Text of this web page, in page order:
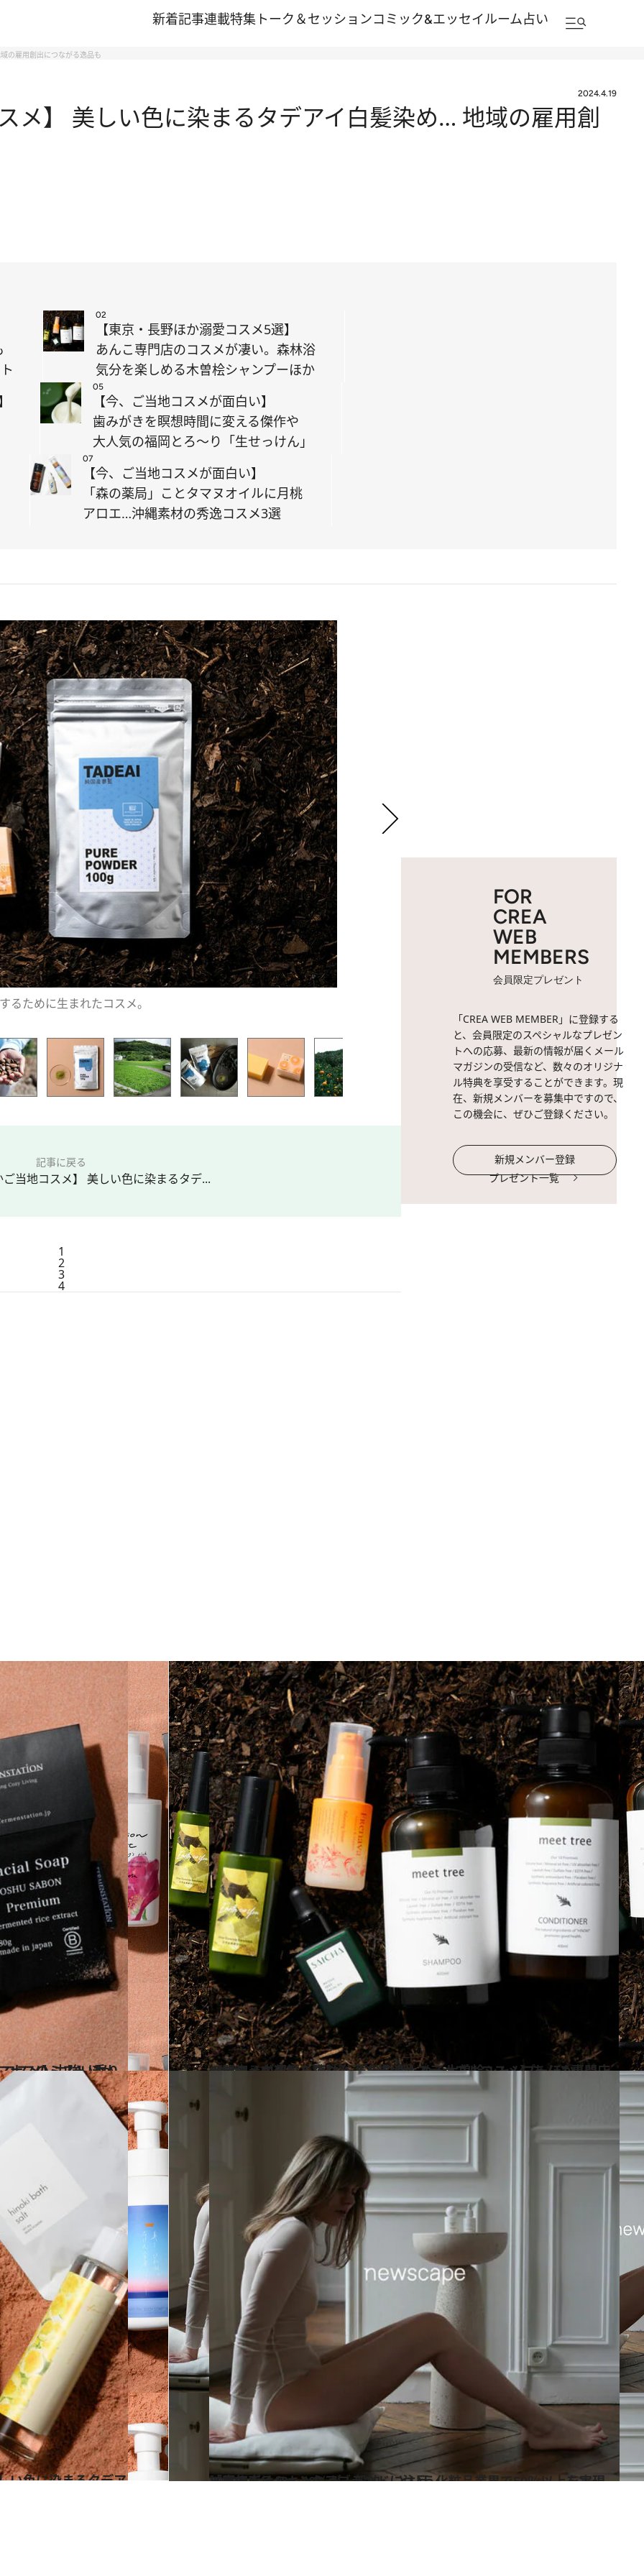
新着記事連載特集 トーク＆セッションコミック&エッセイルーム占い
の雇用創出につながる逸品も
2024.4.19
メ】 美しい色に染まるタデアイ白髪染め… 地域の雇用創
02
【東京・長野ほか溺愛コスメ5選】
あんこ専門店のコスメが凄い。森林浴
気分を楽しめる木曽桧シャンプーほか
05
【今、ご当地コスメが面白い】
歯みがきを瞑想時間に変える傑作や
大人気の福岡とろ～り「生せっけん」
07
【今、ご当地コスメが面白い】
「森の薬局」ことタマヌオイルに月桃
アロエ…沖縄素材の秀逸コスメ3選
るために生まれたコスメ。
記事に戻る
当地コスメ】 美しい色に染まるタデ...
1
2
3
4
FOR
CREA
WEB
MEMBERS
会員限定プレゼント
「CREA WEB MEMBER」に登録する
と、会員限定のスペシャルなプレゼン
トへの応募、最新の情報が届くメール
マガジンの受信など、数々のオリジナ
ル特典を享受することができます。現
在、新規メンバーを募集中ですので、
この機会に、ぜひご登録ください。
新規メンバー登録
プレゼント一覧
る「朝摘み」ハマナスのミストほか 2024.4.13
《関東・中部篇を読む》【ご当地サステナブルコスメ】あんこ専門店のコスメが凄い。森林浴 気分を楽しめる木曽桧シャンプーほか
ビューティ＆ヘルス
2023.12.6
「原価率は10～20％が一般的」 という化粧品業界で50％以上を実現 誠実すぎるスキンケアブランドに注目
ビューティ＆ヘルス